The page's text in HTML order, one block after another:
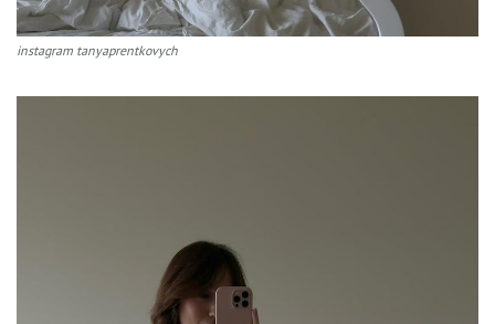
instagram tanyaprentkovych